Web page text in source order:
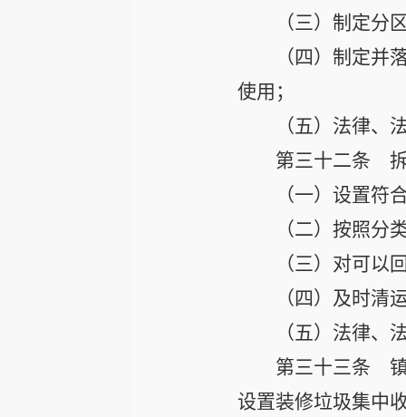
（三）制定分
（四）制定并
使用；
（五）法律、
第三十二条 拆
（一）设置符
（二）按照分
（三）对可以
（四）及时清
（五）法律、
第三十三条 镇
设置装修垃圾集中